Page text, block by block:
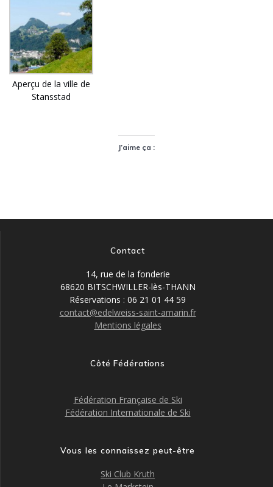
Aperçu de la ville de
Stansstad
J’aime ça :
Contact
14, rue de la fonderie
68620 BITSCHWILLER-lès-THANN
Réservations : 06 21 01 44 59
contact@edelweiss-saint-amarin.fr
Mentions légales
Côté Fédérations
Fédération Française de Ski
Fédération Internationale de Ski
Vous les connaissez peut-être
Ski Club Kruth